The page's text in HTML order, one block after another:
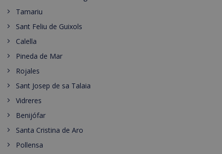
Tamariu
Sant Feliu de Guixols
Calella
Pineda de Mar
Rojales
Sant Josep de sa Talaia
Vidreres
Benijófar
Santa Cristina de Aro
Pollensa